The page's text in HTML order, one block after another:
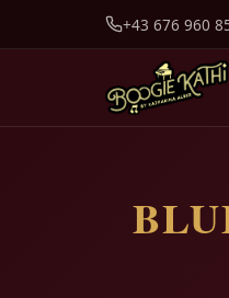
+43 676 960